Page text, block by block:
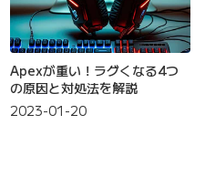
Apexが重い！ラグくなる4つ
の原因と対処法を解説
2023-01-20